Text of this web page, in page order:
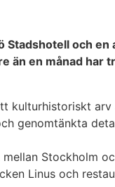
Stadshotell och
än en månad har
kulturhistoriskt
genomtänkta
Stockholm
Linus och